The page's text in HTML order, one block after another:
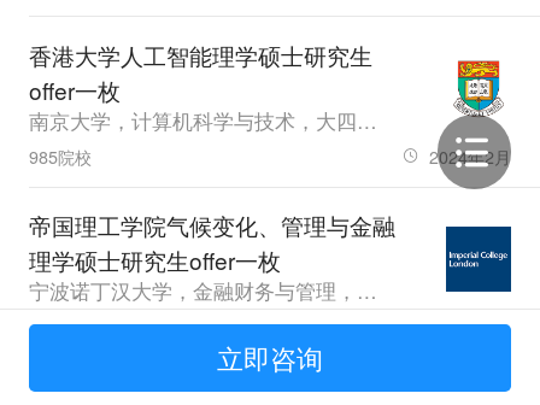
香港大学人工智能理学硕士研究生
offer一枚
南京大学，计算机科学与技术，大四，GPA83，托福97
985院校 2024年2月
帝国理工学院气候变化、管理与金融
理学硕士研究生offer一枚
宁波诺丁汉大学，金融财务与管理，大四，GPA72，雅思7.5
普通本科 2024年1月
帝国理工学院运输理学硕士研究生
立即咨询